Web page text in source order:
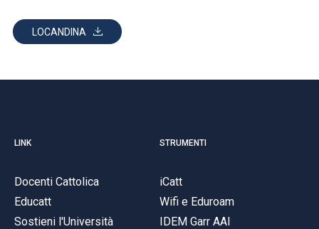
LOCANDINA
LINK
Docenti Cattolica
Educatt
Sostieni l'Università
STRUMENTI
iCatt
Wifi e Eduroam
IDEM Garr AAI